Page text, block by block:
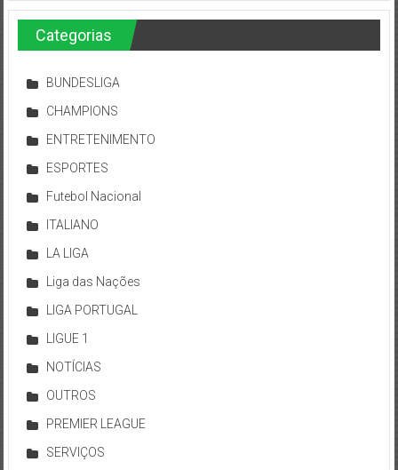
Categorias
BUNDESLIGA
CHAMPIONS
ENTRETENIMENTO
ESPORTES
Futebol Nacional
ITALIANO
LA LIGA
Liga das Nações
LIGA PORTUGAL
LIGUE 1
NOTÍCIAS
OUTROS
PREMIER LEAGUE
SERVIÇOS